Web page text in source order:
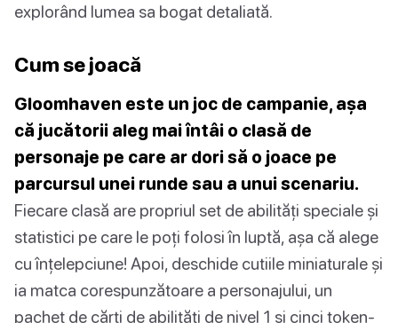
explorând lumea sa bogat detaliată.
Cum se joacă
Gloomhaven este un joc de campanie, așa
că jucătorii aleg mai întâi o clasă de
personaje pe care ar dori să o joace pe
parcursul unei runde sau a unui scenariu.
Fiecare clasă are propriul set de abilități speciale și
statistici pe care le poți folosi în luptă, așa că alege
cu înțelepciune! Apoi, deschide cutiile miniaturale și
ia matca corespunzătoare a personajului, un
pachet de cărți de abilități de nivel 1 și cinci token-